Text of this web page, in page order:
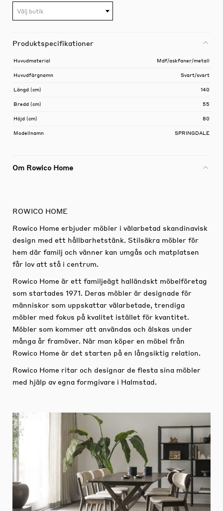
Välj butik
Produktspecifikationer
Huvudmaterial Mdf/askfaner/metall
Huvudfärgnamn Svart/svart
Längd (cm) 140
Bredd (cm) 55
Höjd (cm) 80
Modellnamn SPRINGDALE
Om Rowico Home
ROWICO HOME
Rowico Home erbjuder möbler i välarbetad skandinavisk
design med ett hållbarhetstänk. Stilsäkra möbler för
hem där familj och vänner kan umgås och matplatsen
får lov att stå i centrum.
Rowico Home är ett familjeägt halländskt möbelföretag
som startades 1971. Deras möbler är designade för
människor som uppskattar välarbetade, trendiga
möbler med fokus på kvalitet istället för kvantitet.
Möbler som kommer att användas och älskas under
många år framöver. När man köper en möbel från
Rowico Home är det starten på en långsiktig relation.
Rowico Home ritar och designar de flesta sina möbler
med hjälp av egna formgivare i Halmstad.